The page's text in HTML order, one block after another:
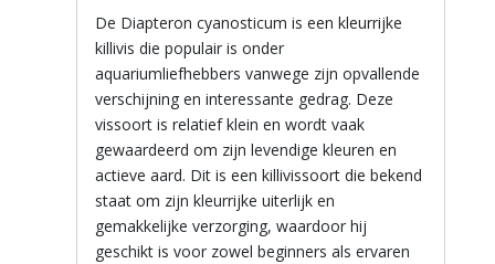
De Diapteron cyanosticum is een kleurrijke
killivis die populair is onder
aquariumliefhebbers vanwege zijn opvallende
verschijning en interessante gedrag. Deze
vissoort is relatief klein en wordt vaak
gewaardeerd om zijn levendige kleuren en
actieve aard. Dit is een killivissoort die bekend
staat om zijn kleurrijke uiterlijk en
gemakkelijke verzorging, waardoor hij
geschikt is voor zowel beginners als ervaren